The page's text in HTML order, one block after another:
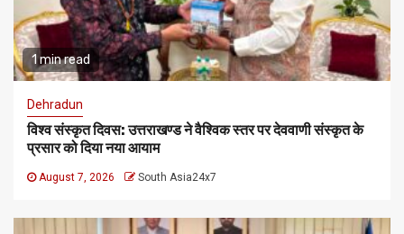
1 min read
Dehradun
विश्व संस्कृत दिवस: उत्तराखण्ड ने वैश्विक स्तर पर देववाणी संस्कृत के
प्रसार को दिया नया आयाम
August 7, 2026 South Asia24x7